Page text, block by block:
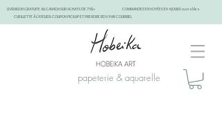
LIVRAISON GRATUITE AU CANADA SUR ACHATS DE 75$+
COMMANDES ENVOYÉES EN 4 JOURS ouvrables
CUEILLETTE À L'ATELIER: COUPON PICKUP ET PRENDRE RDV PAR COURRIEL
papeterie & aquarelle